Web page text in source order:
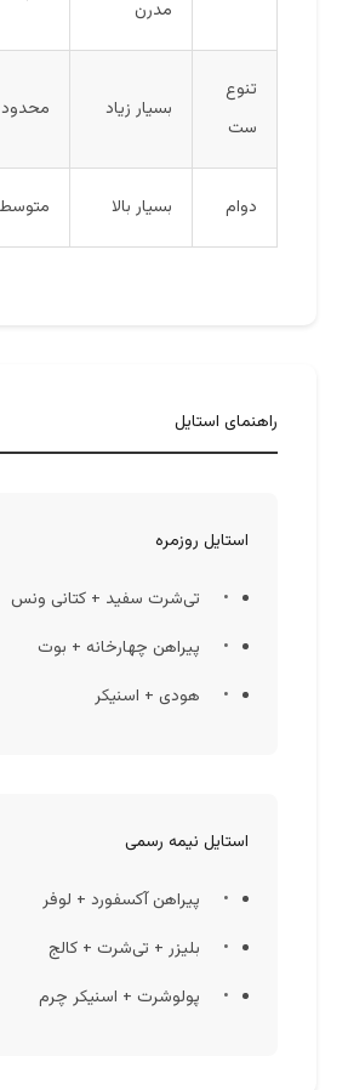
مدرن
تنوع
ست
بسیار زیاد محدود
دوام بسیار بالا متوسط
راهنمای استایل
استایل روزمره
تی‌شرت سفید + کتانی ونس
پیراهن چهارخانه + بوت
هودی + اسنیکر
استایل نیمه رسمی
پیراهن آکسفورد + لوفر
بلیزر + تی‌شرت + کالج
پولوشرت + اسنیکر چرم